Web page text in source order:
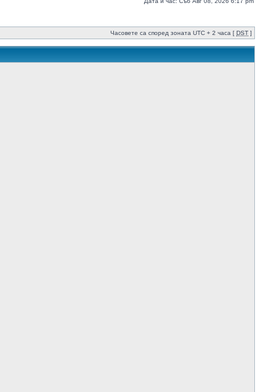
Часовете са според зоната UTC + 2 часа [ DST ]